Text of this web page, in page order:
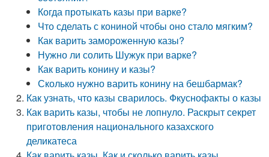
Когда протыкать казы при варке?
Что сделать с кониной чтобы оно стало мягким?
Как варить замороженную казы?
Нужно ли солить Шужук при варке?
Как варить конину и казы?
Сколько нужно варить конину на бешбармак?
Как узнать, что казы сварилось. Фкуснофакты о казы
Как варить казы, чтобы не лопнуло. Раскрыт секрет
приготовления национального казахского
деликатеса